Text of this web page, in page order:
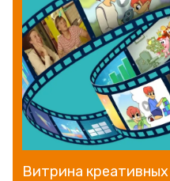
Прямой эфир